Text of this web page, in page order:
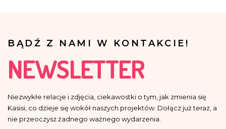
BĄDŹ Z NAMI W KONTAKCIE!
NEWSLETTER
Niezwykłe relacje i zdjęcia, ciekawostki o tym, jak zmienia się
Kasisi, co dzieje się wokół naszych projektów. Dołącz już teraz, a
nie przeoczysz żadnego ważnego wydarzenia.